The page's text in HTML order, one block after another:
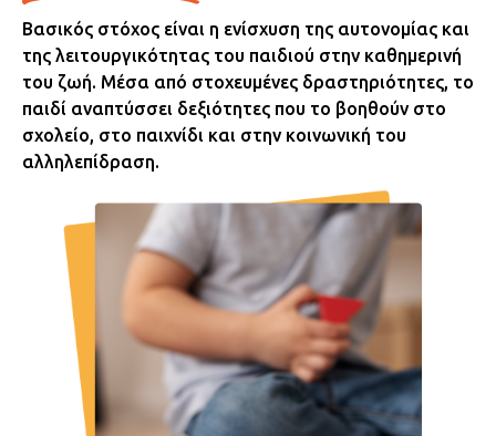
Βασικός στόχος είναι η ενίσχυση της αυτονομίας και
της λειτουργικότητας του παιδιού στην καθημερινή
του ζωή. Μέσα από στοχευμένες δραστηριότητες, το
παιδί αναπτύσσει δεξιότητες που το βοηθούν στο
σχολείο, στο παιχνίδι και στην κοινωνική του
αλληλεπίδραση.